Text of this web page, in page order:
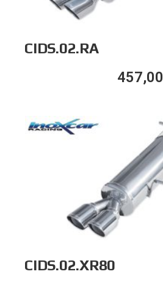
CIDS.02.RA
457,00
CIDS.02.XR80